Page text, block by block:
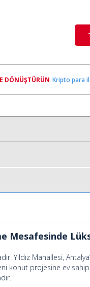
DÖNÜŞTÜRÜN Kripto para
Mesafesinde
Yıldız Mahallesi,
konut projesine ev